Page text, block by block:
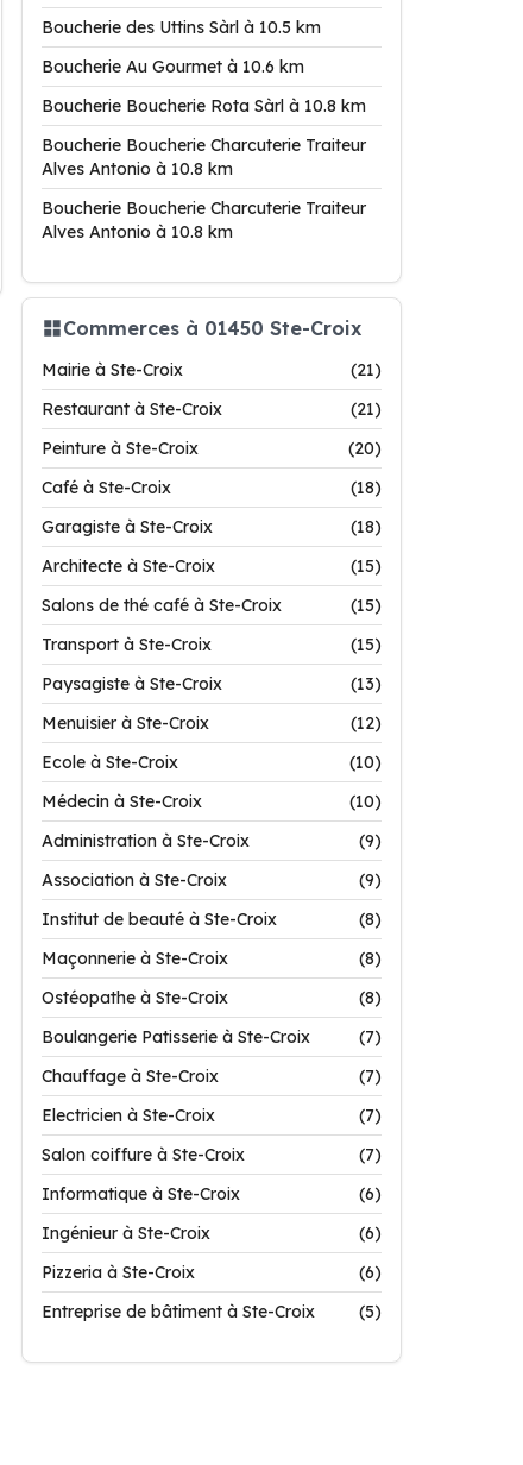
Boucherie des Uttins Sàrl à 10.5 km
Boucherie Au Gourmet à 10.6 km
Boucherie Boucherie Rota Sàrl à 10.8 km
Boucherie Boucherie Charcuterie Traiteur
Alves Antonio à 10.8 km
Boucherie Boucherie Charcuterie Traiteur
Alves Antonio à 10.8 km
Commerces à 01450 Ste-Croix
Mairie à Ste-Croix
(21)
Restaurant à Ste-Croix
(21)
Peinture à Ste-Croix
(20)
Café à Ste-Croix
(18)
Garagiste à Ste-Croix
(18)
Architecte à Ste-Croix
(15)
Salons de thé café à Ste-Croix
(15)
Transport à Ste-Croix
(15)
Paysagiste à Ste-Croix
(13)
Menuisier à Ste-Croix
(12)
Ecole à Ste-Croix
(10)
Médecin à Ste-Croix
(10)
Administration à Ste-Croix
(9)
Association à Ste-Croix
(9)
Institut de beauté à Ste-Croix
(8)
Maçonnerie à Ste-Croix
(8)
Ostéopathe à Ste-Croix
(8)
Boulangerie Patisserie à Ste-Croix
(7)
Chauffage à Ste-Croix
(7)
Electricien à Ste-Croix
(7)
Salon coiffure à Ste-Croix
(7)
Informatique à Ste-Croix
(6)
Ingénieur à Ste-Croix
(6)
Pizzeria à Ste-Croix
(6)
Entreprise de bâtiment à Ste-Croix
(5)